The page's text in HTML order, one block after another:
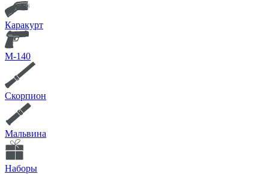
Каракурт
М-140
Скорпион
Мальвина
Наборы